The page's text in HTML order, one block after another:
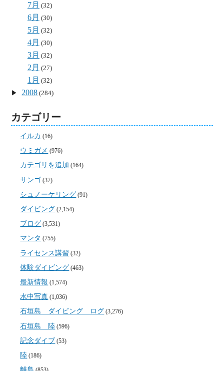
7月 (32)
6月 (30)
5月 (32)
4月 (30)
3月 (32)
2月 (27)
1月 (32)
2008 (284)
カテゴリー
イルカ (16)
ウミガメ (976)
カテゴリを追加 (164)
サンゴ (37)
シュノーケリング (91)
ダイビング (2,154)
ブログ (3,531)
マンタ (755)
ライセンス講習 (32)
体験ダイビング (463)
最新情報 (1,574)
水中写真 (1,036)
石垣島 ダイビング ログ (3,276)
石垣島 陸 (596)
記念ダイブ (53)
陸 (186)